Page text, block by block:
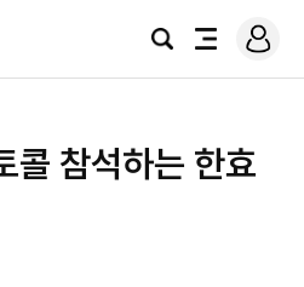
검
전
로
그
콜 참석하는 한효